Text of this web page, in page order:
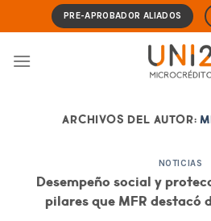
to
PRE-APROBADOR ALIADOS
ARCHIVOS DEL AUTOR:
NOTICIAS
Desempeño social y
pilares que MFR destacó